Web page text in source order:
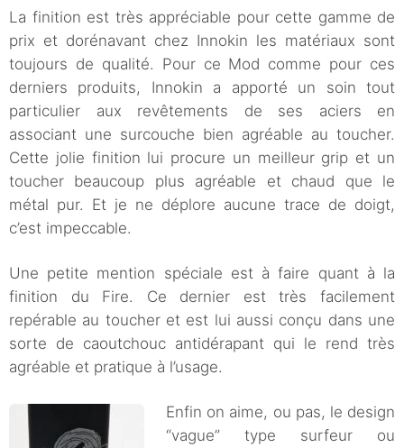
La finition est très appréciable pour cette gamme de
prix et dorénavant chez Innokin les matériaux sont
toujours de qualité. Pour ce Mod comme pour ces
derniers produits, Innokin a apporté un soin tout
particulier aux revêtements de ses aciers en
associant une surcouche bien agréable au toucher.
Cette jolie finition lui procure un meilleur grip et un
toucher beaucoup plus agréable et chaud que le
métal pur. Et je ne déplore aucune trace de doigt,
c’est impeccable.
Une petite mention spéciale est à faire quant à la
finition du Fire. Ce dernier est très facilement
repérable au toucher et est lui aussi conçu dans une
sorte de caoutchouc antidérapant qui le rend très
agréable et pratique à l’usage.
Enfin on aime, ou pas, le design
“vague” type surfeur ou